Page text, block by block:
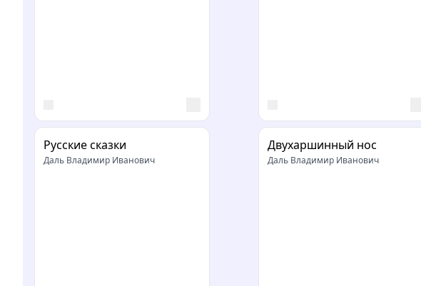
Русские сказки
Даль Владимир Иванович
Двухаршинный нос
Даль Владимир Иванович